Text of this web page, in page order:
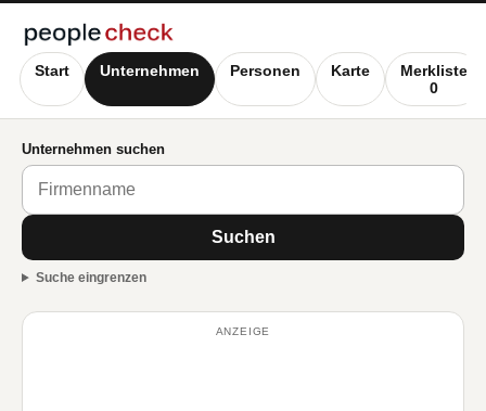
Start Unternehmen Personen Karte
Merkliste
0
Unternehmen suchen
Suchen
Suche eingrenzen
ANZEIGE